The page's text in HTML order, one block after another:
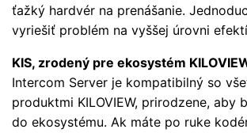
ťažký hardvér na prenášanie.
vyriešiť problém na vyššej úrovni
KIS, zrodený pre ekosystém
Intercom Server je kompatibilný so
produktmi KILOVIEW, prirodzene, aby
do ekosystému. Ak máte po ruke